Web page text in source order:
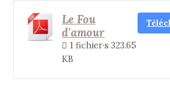
Le Fou
d'amour
1 fichier·s323.65
KB